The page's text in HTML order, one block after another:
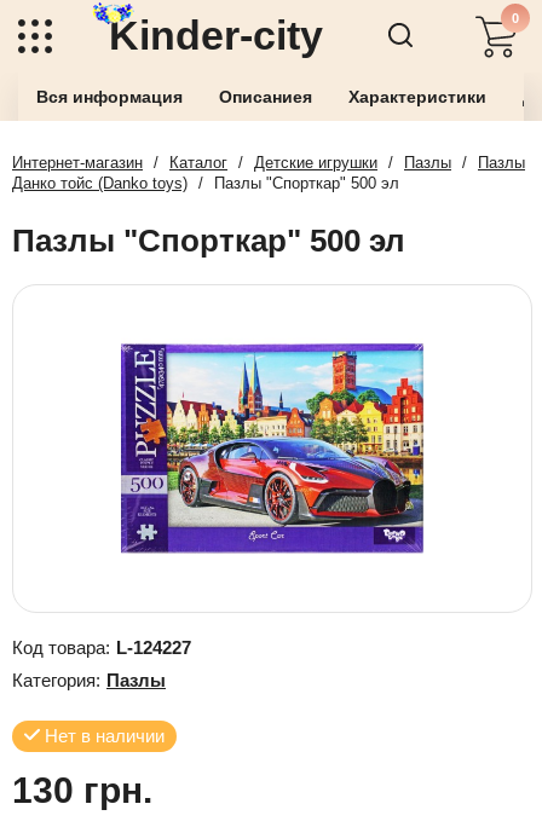
Kinder-city 0
Вся информация Описаниея Характеристики
Интернет-магазин / Каталог / Детские игрушки / Пазлы /
Пазлы
Данко тойс (Danko toys) / Пазлы "Спорткар" 500 эл
Пазлы "Спорткар" 500 эл
Код товара: L-124227
Категория: Пазлы
Нет в наличии
130 грн.